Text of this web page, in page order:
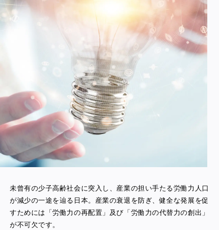
未曾有の少子高齢社会に突入し、産業の担い手たる労働力人口
が減少の一途を辿る日本。産業の衰退を防ぎ、健全な発展を促
すためには「労働力の再配置」及び「労働力の代替力の創出」
が不可欠です。